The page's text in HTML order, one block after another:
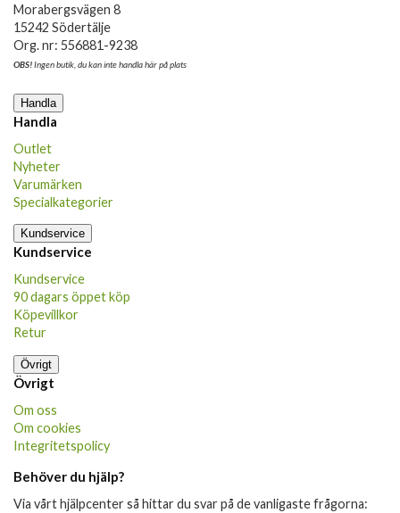
Morabergsvägen 8
15242 Södertälje
Org. nr: 556881-9238
OBS!Ingen butik, du kan inte handla här på plats
Handla
Handla
Outlet
Nyheter
Varumärken
Specialkategorier
Kundservice
Kundservice
Kundservice
90 dagars öppet köp
Köpevillkor
Retur
Övrigt
Övrigt
Om oss
Om cookies
Integritetspolicy
Behöver du hjälp?
Via vårt hjälpcenter så hittar du svar på de vanligaste frågorna: